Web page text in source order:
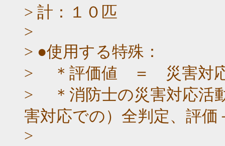
> 計：１０匹
>
> ●使用する特殊：
> ＊評価値 ＝ 災害対
> ＊消防士の災害対応活
害対応での）全判定、評価
>